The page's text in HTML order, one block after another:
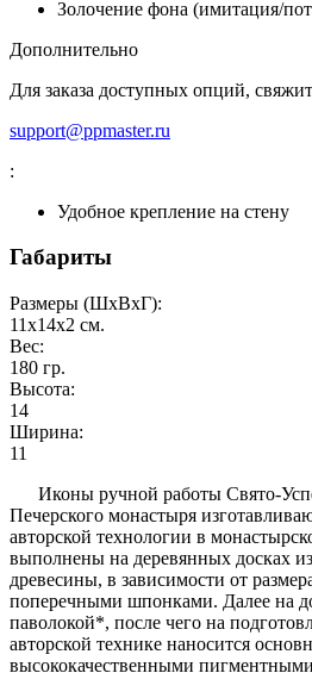
Золочение фона (имитация/
Дополнительно
Для заказа доступных опций,
support@ppmaster.ru
:
Удобное крепление на стену
Габариты
Размеры (ШxВxГ):
11x14x2 см.
Вес:
180 гр.
Высота:
14
Ширина:
11
Иконы ручной работы Свято-
Печерского монастыря
авторской технологии в
выполнены на деревянных досках
древесины, в зависимости от
поперечными шпонками. Далее на
паволокой*, после чего на
авторской технике наносится
высококачественными